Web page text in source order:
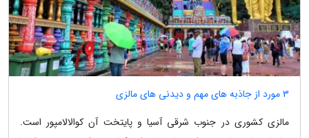
3 مورد از جاذبه های مهم و دیدنی های مالزی
مالزی کشوری در جنوب شرقی آسیا و پایتخت آن کوالالامپور است.